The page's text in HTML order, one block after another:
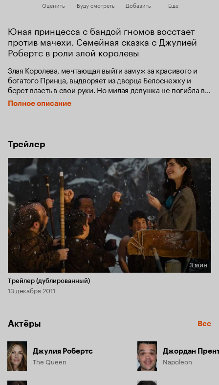
Оценить Буду смотреть Добавить Еще
Юная принцесса с бандой гномов восстает
против мачехи. Семейная сказка с Джулией
Робертс в роли злой королевы
Злая Королева, мечтающая выйти замуж за красивого и
богатого Принца, выдворяет из дворца Белоснежку и
берет власть в свои руки. Но милая девушка не погибла в
темном дремучем лесу, а связалась с бандой гномов-
разбойников. Вместе они отомстят Злодейке!
Полное описание
Трейлер
Длительность 3 мин
3 мин
Трейлер (дублированный)
13 декабря 2011
Актёры Все
Джулия Робертс
The Queen
Джордан
Napoleon